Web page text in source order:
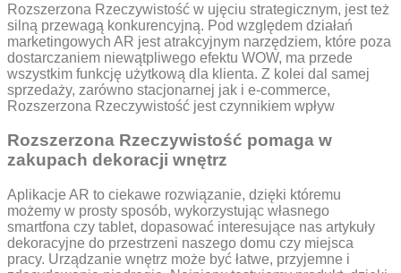
Rozszerzona Rzeczywistość w ujęciu strategicznym, jest też
silną przewagą konkurencyjną. Pod względem działań
marketingowych AR jest atrakcyjnym narzędziem, które poza
dostarczaniem niewątpliwego efektu WOW, ma przede
wszystkim funkcję użytkową dla klienta. Z kolei dal samej
sprzedaży, zarówno stacjonarnej jak i e-commerce,
Rozszerzona Rzeczywistość jest czynnikiem wpływ
Rozszerzona Rzeczywistość pomaga w
zakupach dekoracji wnętrz
Aplikacje AR to ciekawe rozwiązanie, dzięki któremu
możemy w prosty sposób, wykorzystując własnego
smartfona czy tablet, dopasować interesujące nas artykuły
dekoracyjne do przestrzeni naszego domu czy miejsca
pracy. Urządzanie wnętrz może być łatwe, przyjemne i